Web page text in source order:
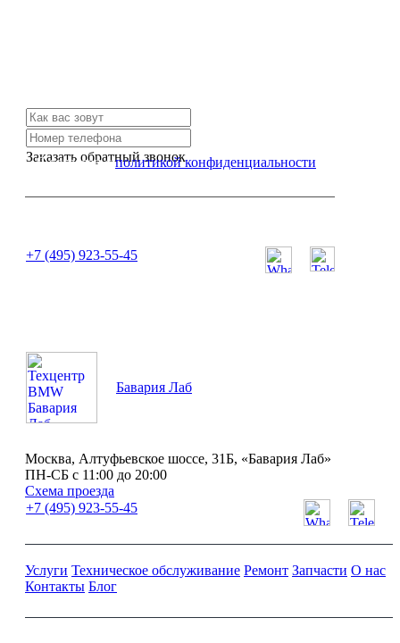
Заказать обратный звонок
Я согласен сполитикой конфиденциальности
+7 (495) 923-55-45
Бавария Лаб
Москва, Алтуфьевское шоссе, 31Б, «Бавария Лаб»
ПН-СБ с 11:00 до 20:00
Схема проезда
+7 (495) 923-55-45
Услуги Техническое обслуживание Ремонт Запчасти О нас
Контакты Блог